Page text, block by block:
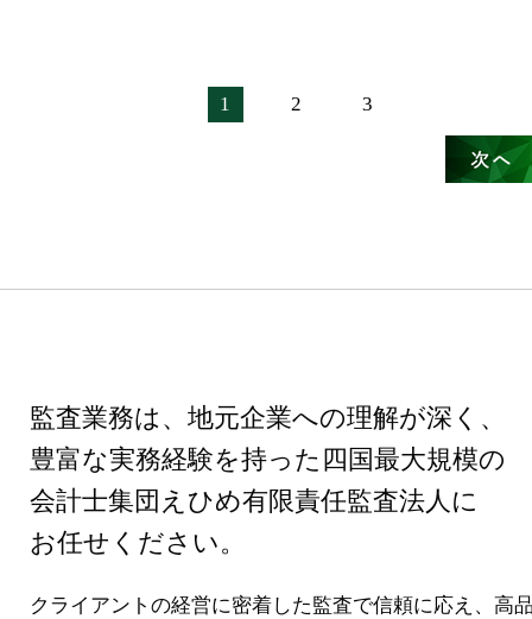
1 2 3
監査業務は、地元企業への理解が深く、
豊富な実務経験を持った四国最大規模の
会計士集団 えひめ有限責任監査法人に
お任せください。
クライアントの経営に密着した監査で信頼に応え、高